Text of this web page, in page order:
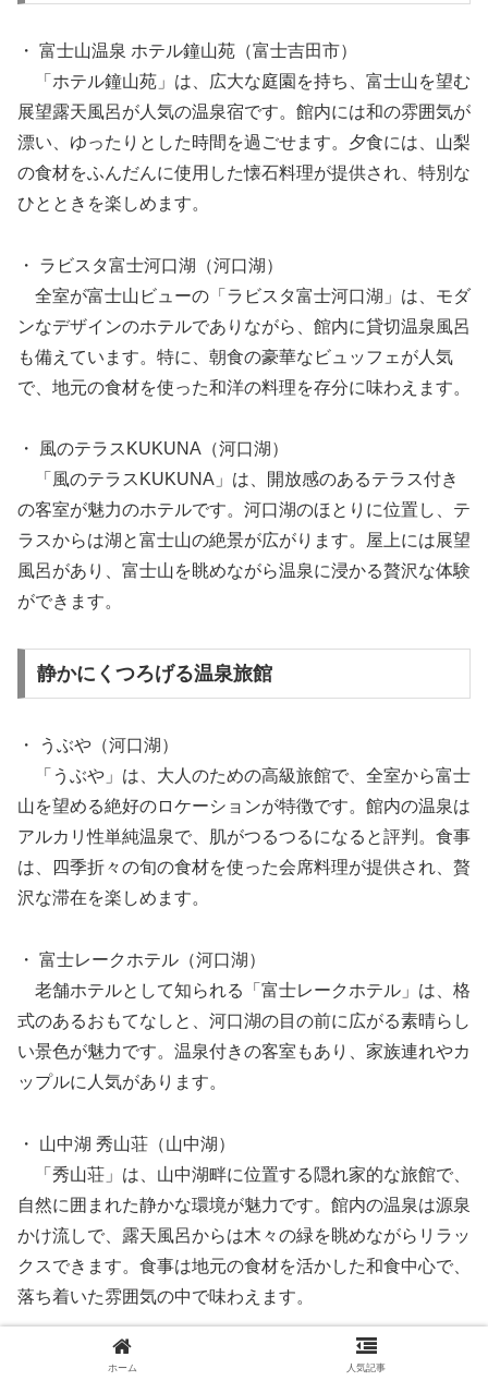
・ 富士山温泉 ホテル鐘山苑（富士吉田市）
「ホテル鐘山苑」は、広大な庭園を持ち、富士山を望む
展望露天風呂が人気の温泉宿です。館内には和の雰囲気が
漂い、ゆったりとした時間を過ごせます。夕食には、山梨
の食材をふんだんに使用した懐石料理が提供され、特別な
ひとときを楽しめます。
・ ラビスタ富士河口湖（河口湖）
全室が富士山ビューの「ラビスタ富士河口湖」は、モダ
ンなデザインのホテルでありながら、館内に貸切温泉風呂
も備えています。特に、朝食の豪華なビュッフェが人気
で、地元の食材を使った和洋の料理を存分に味わえます。
・ 風のテラスKUKUNA（河口湖）
「風のテラスKUKUNA」は、開放感のあるテラス付き
の客室が魅力のホテルです。河口湖のほとりに位置し、テ
ラスからは湖と富士山の絶景が広がります。屋上には展望
風呂があり、富士山を眺めながら温泉に浸かる贅沢な体験
ができます。
静かにくつろげる温泉旅館
・ うぶや（河口湖）
「うぶや」は、大人のための高級旅館で、全室から富士
山を望める絶好のロケーションが特徴です。館内の温泉は
アルカリ性単純温泉で、肌がつるつるになると評判。食事
は、四季折々の旬の食材を使った会席料理が提供され、贅
沢な滞在を楽しめます。
・ 富士レークホテル（河口湖）
老舗ホテルとして知られる「富士レークホテル」は、格
式のあるおもてなしと、河口湖の目の前に広がる素晴らし
い景色が魅力です。温泉付きの客室もあり、家族連れやカ
ップルに人気があります。
・ 山中湖 秀山荘（山中湖）
「秀山荘」は、山中湖畔に位置する隠れ家的な旅館で、
自然に囲まれた静かな環境が魅力です。館内の温泉は源泉
かけ流しで、露天風呂からは木々の緑を眺めながらリラッ
クスできます。食事は地元の食材を活かした和食中心で、
落ち着いた雰囲気の中で味わえます。
ゴールデンウィークは宿泊施設が混雑しやすいため、早め
ホーム 人気記事